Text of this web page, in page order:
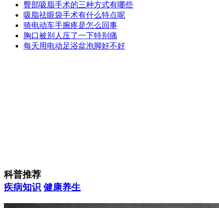
臀部吸脂手术的三种方式有哪些
吸脂祛眼袋手术有什么特点呢
骑电动车手腕疼是怎么回事
胸口被别人压了一下特别痛
每天用电动足浴盆泡脚好不好
科普推荐
疾病知识 健康养生